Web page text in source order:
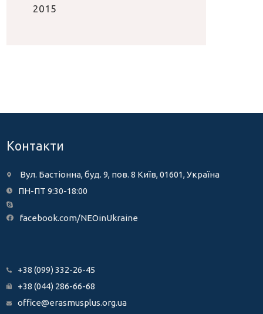
2015
Контакти
Вул. Бастіонна, буд. 9, пов. 8 Київ, 01601, Україна
ПН-ПТ 9:30-18:00
facebook.com/NEOinUkraine
+38 (099) 332-26-45
+38 (044) 286-66-68
office@erasmusplus.org.ua